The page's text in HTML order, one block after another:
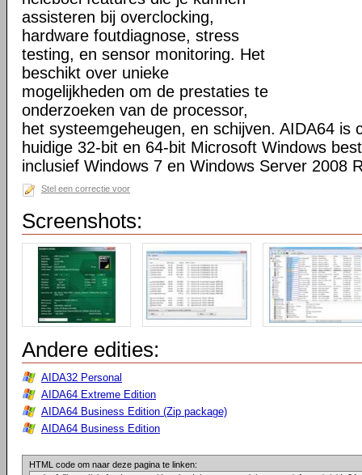
assisteren bij overclocking,
hardware foutdiagnose, stress
testing, en sensor monitoring. Het
beschikt over unieke
mogelijkheden om de prestaties te
onderzoeken van de processor,
het systeemgeheugen, en schijven. AIDA64 is
huidige 32-bit en 64-bit Microsoft Windows
inclusief Windows 7 en Windows Server 2008
Stel een correctie voor
Screenshots:
Andere edities:
AIDA32 Personal
AIDA64 Extreme Edition
AIDA64 Business Edition (Zip package)
AIDA64 Business Edition
HTML code om naar deze pagina te linken: